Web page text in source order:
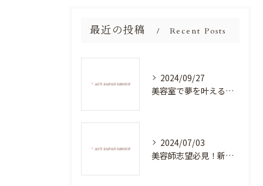
最近の投稿 Recent Posts
2024/09/27
美容室で夢を叶える！自分を磨く新たなチャンス
2024/07/03
美容師志望必見！新たな価値を創造する美容室でハイレベルな技術を学べる環境